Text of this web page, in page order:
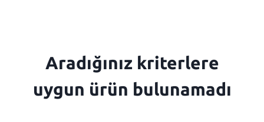
Aradığınız kriterlere
uygun ürün bulunamadı